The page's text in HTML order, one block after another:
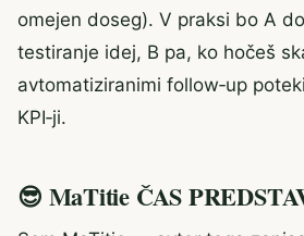
omejen doseg). V praksi bo A
testiranje idej, B pa, ko hočeš
avtomatiziranimi follow‑up
KPI‑ji.
😎 MaTitie ČAS